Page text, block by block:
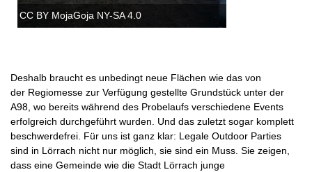
CC BY MojaGoja NY-SA 4.0
Deshalb braucht es unbedingt neue Flächen wie das von
der Regiomesse zur Verfügung gestellte Grundstück unter der
A98, wo bereits während des Probelaufs verschiedene Events
erfolgreich durchgeführt wurden. Und das zuletzt sogar komplett
beschwerdefrei. Für uns ist ganz klar: Legale Outdoor Parties
sind in Lörrach nicht nur möglich, sie sind ein Muss. Sie zeigen,
dass eine Gemeinde wie die Stadt Lörrach junge